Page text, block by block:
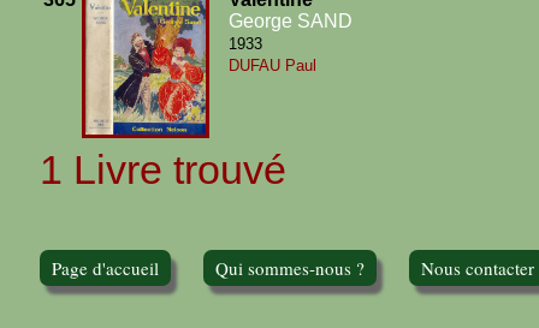
George SAND
1933
DUFAU Paul
1 Livre trouvé
Page d'accueil Qui sommes-nous ? Nous contacter